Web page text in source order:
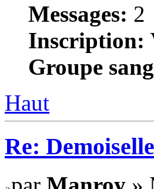
Messages: 2
Inscription:
Groupe
Haut
Re: